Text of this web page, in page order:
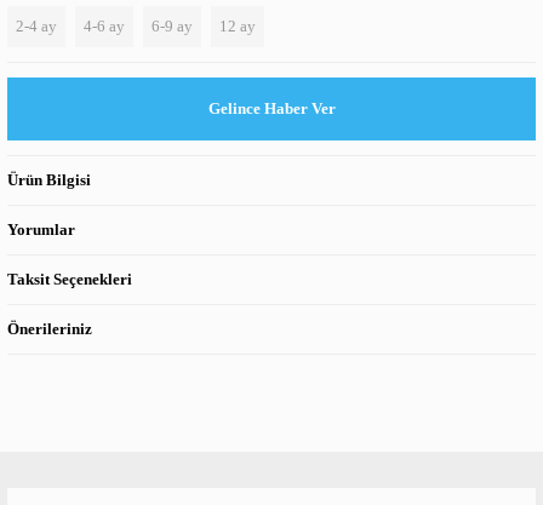
2-4 ay 4-6 ay 6-9 ay 12 ay
Gelince Haber Ver
Ürün Bilgisi
Yorumlar
Taksit Seçenekleri
Önerileriniz